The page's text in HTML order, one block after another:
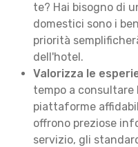
te? Hai bisogno di
domestici sono i
priorità
dell'hotel.
Valorizza le
tempo a consultare
piattaforme
offrono preziose
servizio, gli